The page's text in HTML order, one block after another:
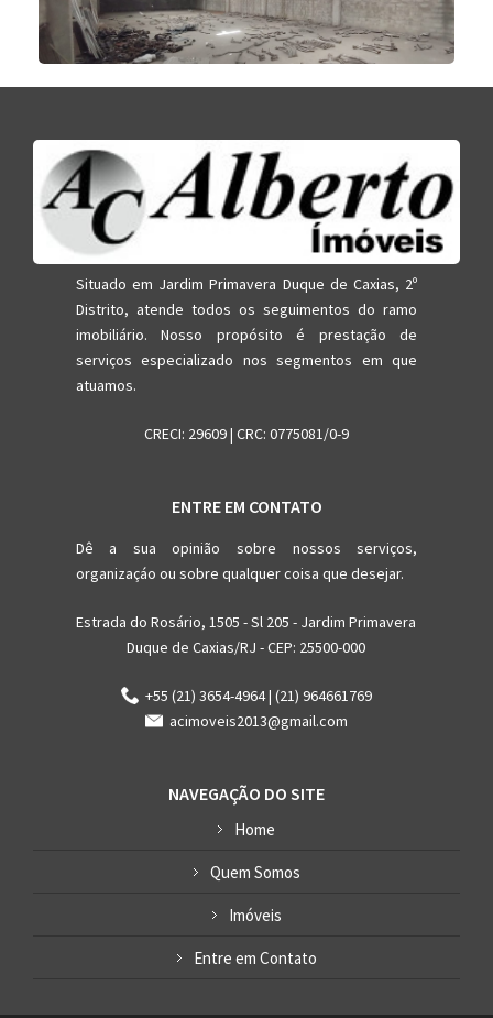
Situado em Jardim Primavera Duque de Caxias, 2º
Distrito, atende todos os seguimentos do ramo
imobiliário. Nosso propósito é prestação de
serviços especializado nos segmentos em que
atuamos.
CRECI: 29609 | CRC: 0775081/0-9
ENTRE EM CONTATO
Dê a sua opinião sobre nossos serviços,
organizaçáo ou sobre qualquer coisa que desejar.
Estrada do Rosário, 1505 - Sl 205 - Jardim Primavera
Duque de Caxias/RJ - CEP: 25500-000
+55 (21) 3654-4964 | (21) 964661769
acimoveis2013@gmail.com
NAVEGAÇÃO DO SITE
Home
Quem Somos
Imóveis
Entre em Contato